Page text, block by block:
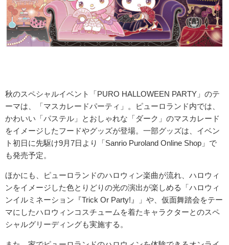
秋のスペシャルイベント「PURO HALLOWEEN PARTY」のテ
ーマは、「マスカレードパーティ」。ピューロランド内では、
かわいい「パステル」とおしゃれな「ダーク」のマスカレード
をイメージしたフードやグッズが登場。一部グッズは、イベン
ト初日に先駆け9月7日より「Sanrio Puroland Online Shop」で
も発売予定。
ほかにも、ピューロランドのハロウィン楽曲が流れ、ハロウィ
ンをイメージした色とりどりの光の演出が楽しめる「ハロウィ
ンイルミネーション『Trick Or Party!』」や、仮面舞踏会をテー
マにしたハロウィンコスチュームを着たキャラクターとのスペ
シャルグリーディングも実施する。